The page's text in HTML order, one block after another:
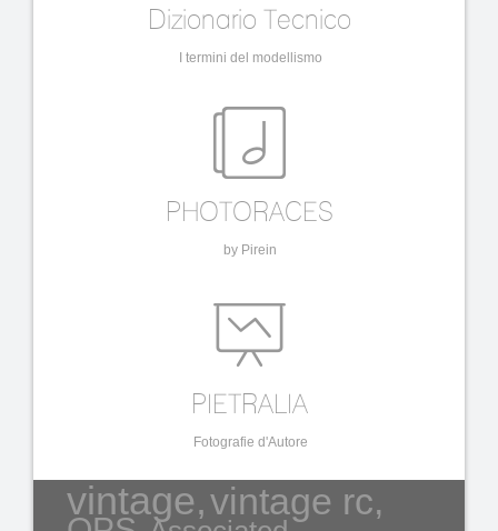
Dizionario Tecnico
I termini del modellismo
PHOTORACES
by Pirein
PIETRALIA
Fotografie d'Autore
vintage,vintage rc,